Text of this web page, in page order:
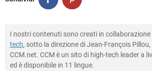
I nostri contenuti sono creati in collaborazione
tech, sotto la direzione di Jean-François
CCM.net. CCM è un sito di high-tech leader a
ed è disponibile in 11 lingue.